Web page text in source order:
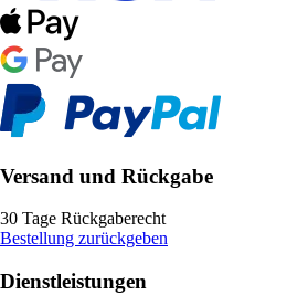
Versand und Rückgabe
30 Tage Rückgaberecht
Bestellung zurückgeben
Dienstleistungen